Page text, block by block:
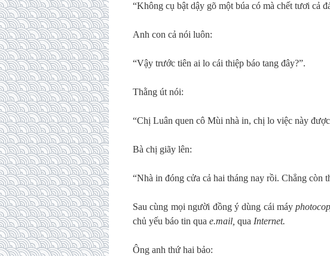
“Không cụ bật dậy gõ một búa có mà chết tươi cả
Anh con cả nói luôn:
“Vậy trước tiên ai lo cái thiệp báo tang đây?”.
Thằng út nói:
“Chị Luân quen cô Mùi nhà in, chị lo việc này
Bà chị giãy lên:
“Nhà in đóng cửa cả hai tháng nay rồi. Chẳng còn
Sau cùng mọi người đồng ý dùng cái máy
chủ yếu báo tin qua e.mail, qua Internet.
Ông anh thứ hai bảo: